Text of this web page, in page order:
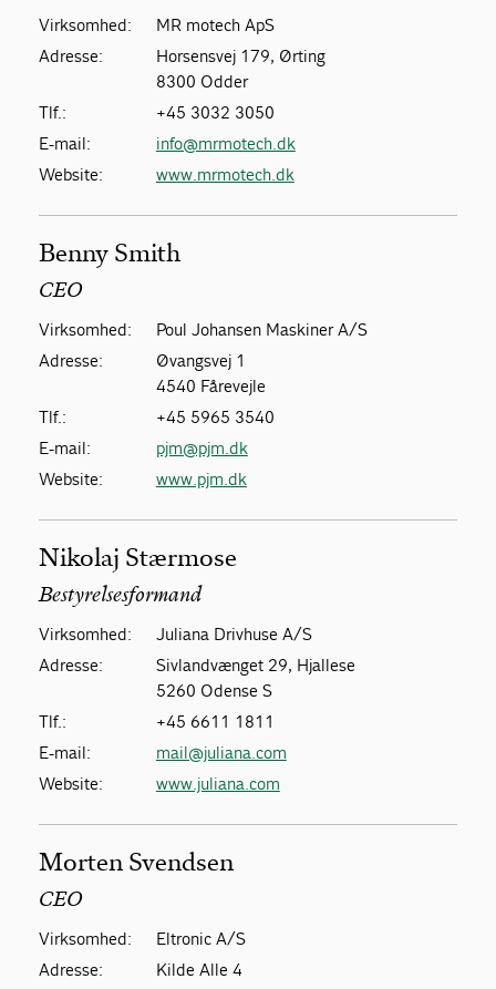
Virksomhed:
MR motech ApS
Adresse:
Horsensvej 179, Ørting
8300 Odder
Tlf.:
+45 3032 3050
E-mail:
info@mrmotech.dk
Website:
www.mrmotech.dk
Benny Smith
CEO
Virksomhed:
Poul Johansen Maskiner A/S
Adresse:
Øvangsvej 1
4540 Fårevejle
Tlf.:
+45 5965 3540
E-mail:
pjm@pjm.dk
Website:
www.pjm.dk
Nikolaj Stærmose
Bestyrelsesformand
Virksomhed:
Juliana Drivhuse A/S
Adresse:
Sivlandvænget 29, Hjallese
5260 Odense S
Tlf.:
+45 6611 1811
E-mail:
mail@juliana.com
Website:
www.juliana.com
Morten Svendsen
CEO
Virksomhed:
Eltronic A/S
Adresse:
Kilde Alle 4